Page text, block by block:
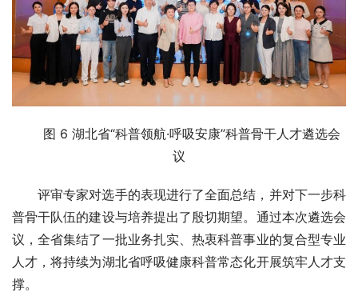
图 6 湖北省“科普领航·呼吸安康”科普骨干人才遴选会
议
评审专家对选手的表现进行了全面总结，并对下一步科
普骨干队伍的建设与培养提出了殷切期望。通过本次遴选会
议，全省集结了一批业务扎实、热衷科普事业的复合型专业
人才，将持续为湖北省呼吸健康科普常态化开展筑牢人才支
撑。